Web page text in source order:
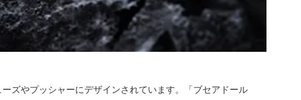
ズやプッシャーにデザインされています。「ブセアドール